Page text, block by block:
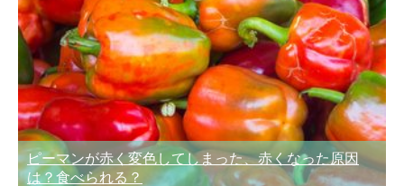
ピーマンが赤く変色してしまった、赤くなった原因
は？食べられる？